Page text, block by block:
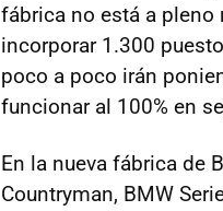
fábrica no está a pleno
incorporar 1.300
poco a poco irán
funcionar al 100% en
En la nueva fábrica de
Countryman, BMW